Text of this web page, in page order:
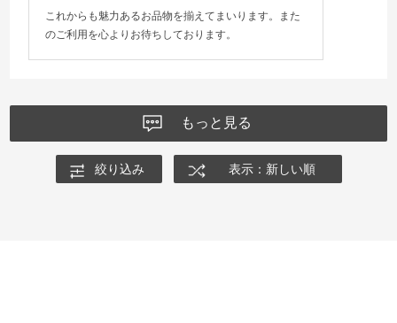
これからも魅力あるお品物を揃えてまいります。また
のご利用を心よりお待ちしております。
もっと見る
絞り込み 表示：新しい順